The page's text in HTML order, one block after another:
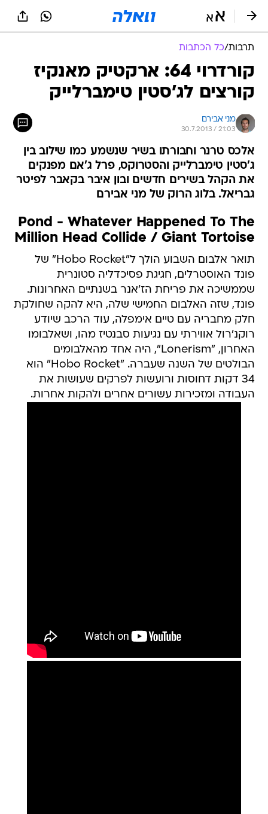
תרבות/כל הכתבות
קורדרוי 64: ארקטיק מאנקיז
קורצים לג'סטין טימברלייק
מני אבירם
30.7.2013 / 21:03
אלכס טרנר וחבורתו בשיר שנשמע כמו שילוב בין
ג'סטין טימברלייק והסטרוקס, פרל ג'אם מפנקים
את הקהל בשירים חדשים ובון איבר בקאבר לפיטר
גבריאל. בלוג הרוק של מני אבירם
Pond - Whatever Happened To The
Million Head Collide / Giant Tortoise
תואר אלבום השבוע הולך ל"Hobo Rocket" של
פונד האוסטרלים, חגיגת פסיכדליה סטונרית
שממשיכה את פריחת הז'אנר בשנתיים האחרונות.
פונד, שזה האלבום החמישי שלה, היא להקה שחולקת
חלק מחבריה עם טיים אימפלה, עוד הרכב שיודע
רוקנ'רול אווירתי עם נגיעות סבנטיז מהו, ושאלבומו
האחרון, "Lonerism", היה אחד מהאלבומים
הבולטים של השנה שעברה. "Hobo Rocket" הוא
34 דקות דחוסות ורועשות לפרקים שעושות את
העבודה ומזכירות עשורים אחרים ולהקות אחרות.